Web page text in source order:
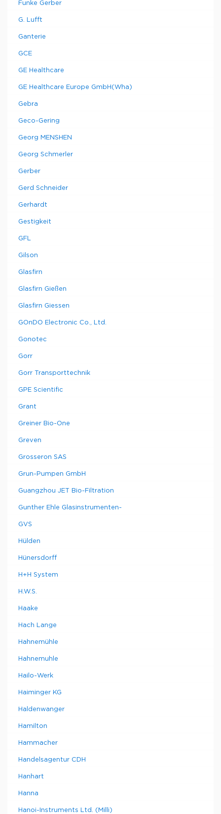
Funke Gerber
G. Lufft
Ganterie
GCE
GE Healthcare
GE Healthcare Europe GmbH(Wha)
Gebra
Geco-Gering
Georg MENSHEN
Georg Schmerler
Gerber
Gerd Schneider
Gerhardt
Gestigkeit
GFL
Gilson
Glasfirn
Glasfirn Gießen
Glasfirn Giessen
GOnDO Electronic Co., Ltd.
Gonotec
Gorr
Gorr Transporttechnik
GPE Scientific
Grant
Greiner Bio-One
Greven
Grosseron SAS
Grun-Pumpen GmbH
Guangzhou JET Bio-Filtration
Gunther Ehle Glasinstrumenten-
GVS
Hülden
Hünersdorff
H+H System
H.W.S.
Haake
Hach Lange
Hahnemühle
Hahnemuhle
Hailo-Werk
Haiminger KG
Haldenwanger
Hamilton
Hammacher
Handelsagentur CDH
Hanhart
Hanna
Hanoi-Instruments Ltd. (Milli)